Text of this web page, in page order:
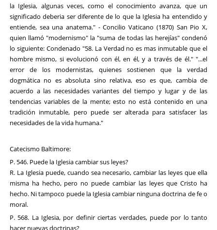
la Iglesia, algunas veces, como el conocimiento avanza, que un
significado deberia ser diferente de lo que la Iglesia ha entendido y
entiende, sea una anatema." - Concilio Vaticano (1870) San Pio X,
quien llamó "modernismo" la "suma de todas las herejías" condenó
lo siguiente: Condenado "58. La Verdad no es mas inmutable que el
hombre mismo, si evolucionó con él, en él, y a través de él." "...el
error de los modernistas, quienes sostienen que la verdad
dogmática no es absoluta sino relativa, eso es que, cambia de
acuerdo a las necesidades variantes del tiempo y lugar y de las
tendencias variables de la mente; esto no está contenido en una
tradición inmutable, pero puede ser alterada para satisfacer las
necesidades de la vida humana."
Catecismo Baltimore:
P. 546. Puede la Iglesia cambiar sus leyes?
R. La Iglesia puede, cuando sea necesario, cambiar las leyes que ella
misma ha hecho, pero no puede cambiar las leyes que Cristo ha
hecho. Ni tampoco puede la Iglesia cambiar ninguna doctrina de fe o
moral.
P. 568. La Iglesia, por definir ciertas verdades, puede por lo tanto
hacer nuevas doctrinas?